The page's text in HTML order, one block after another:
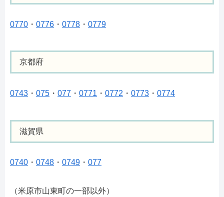
0770 ・ 0776 ・ 0778 ・ 0779
京都府
0743 ・ 075 ・ 077 ・ 0771 ・ 0772 ・ 0773 ・ 0774
滋賀県
0740 ・ 0748 ・ 0749 ・ 077
（米原市山東町の一部以外）